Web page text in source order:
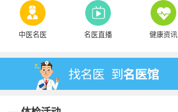
中医名医 名医直播 健康资讯